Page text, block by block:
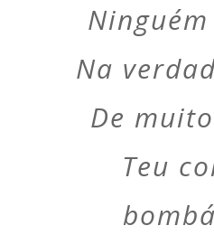
Na
De
Teu